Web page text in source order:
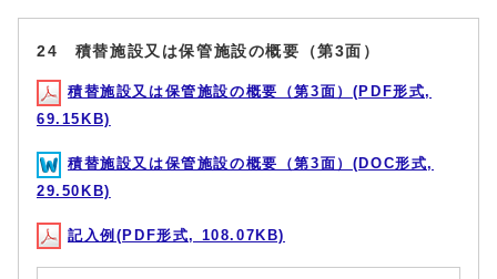
24 積替施設又は保管施設の概要（第3面）
積替施設又は保管施設の概要（第3面）(PDF形式,
69.15KB)
積替施設又は保管施設の概要（第3面）(DOC形式,
29.50KB)
記入例(PDF形式, 108.07KB)